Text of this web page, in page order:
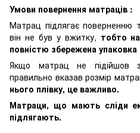
Умови повернення матраців :
Матрац підлягає поверненню
він не був у вжитку, тобто
повністю збережена упаковка
Якщо матрац не підійшов
правильно вказав розмір
нього плівку, це важливо.
Матраци, що мають сліди
підлягають.